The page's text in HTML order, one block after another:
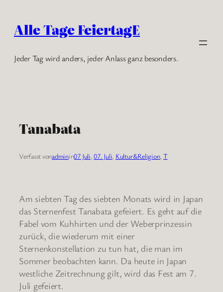
Inhalt
springen
Alle Tage FeiertagE
Jeder Tag wird anders, jeder Anlass ganz besonders.
Tanabata
Verfasst vonadminin07 Juli, 07. Juli, Kultur&Religion, T
Am siebten Tag des siebten Monats wird in Japan
das Sternenfest Tanabata gefeiert. Es geht auf die
Fabel vom Kuhhirten und der Weberprinzessin
zurück, die wiederum mit einer
Sternenkonstellation zu tun hat, die man im
Sommer beobachten kann. Da heute in Japan
westliche Zeitrechnung gilt, wird das Fest am 7.
Juli gefeiert.